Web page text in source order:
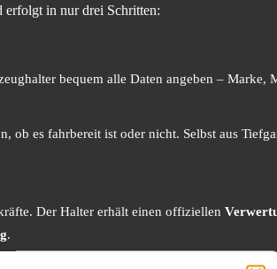
in nur drei Schritten:
bequem alle Daten angeben – Marke,
ob es fahrbereit ist oder nicht. Selbst aus
Der Halter erhält einen offiziellen
.